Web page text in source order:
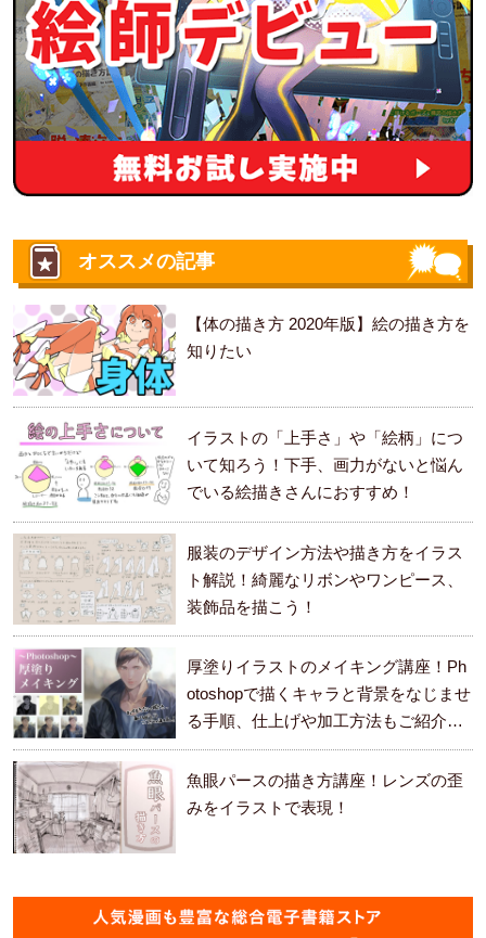
オススメの記事
【体の描き方 2020年版】絵の描き方を
知りたい
イラストの「上手さ」や「絵柄」につ
いて知ろう！下手、画力がないと悩ん
でいる絵描きさんにおすすめ！
服装のデザイン方法や描き方をイラス
ト解説！綺麗なリボンやワンピース、
装飾品を描こう！
厚塗りイラストのメイキング講座！Ph
otoshopで描くキャラと背景をなじませ
る手順、仕上げや加工方法もご紹介し
ます。
魚眼パースの描き方講座！レンズの歪
みをイラストで表現！